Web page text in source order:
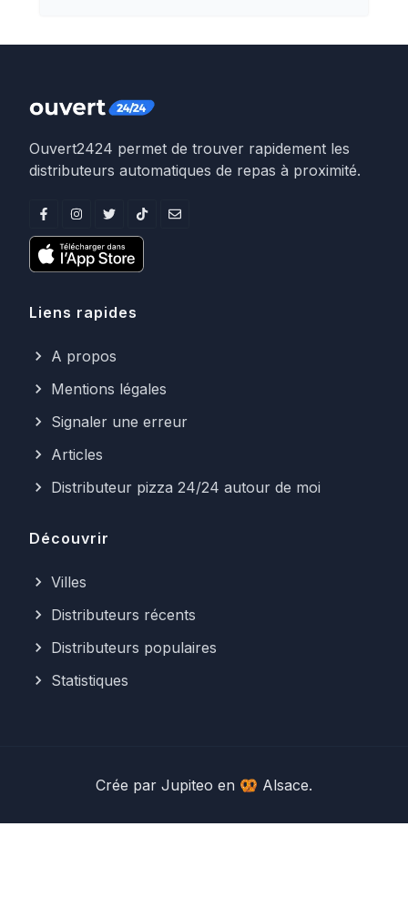
Ouvert2424 permet de trouver rapidement les
distributeurs automatiques de repas à proximité.
Liens rapides
A propos
Mentions légales
Signaler une erreur
Articles
Distributeur pizza 24/24 autour de moi
Découvrir
Villes
Distributeurs récents
Distributeurs populaires
Statistiques
Crée par Jupiteo en 🥨 Alsace.